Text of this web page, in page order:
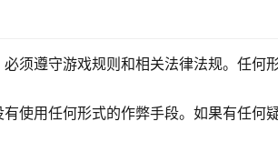
须遵守游戏规则和相关法律法规。任何
使用任何形式的作弊手段。如果有任何